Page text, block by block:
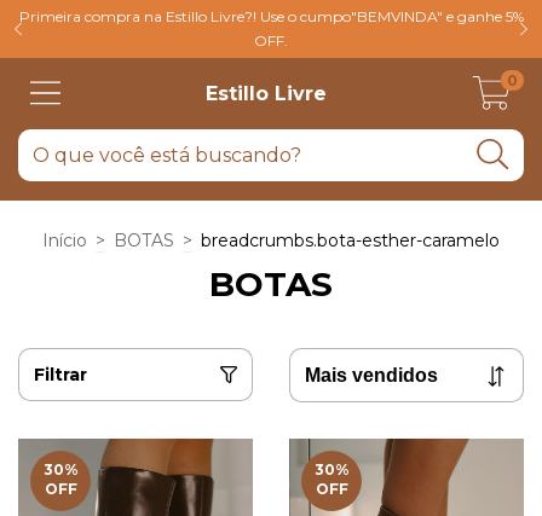
Primeira compra na Estillo Livre?! Use o cumpo"BEMVINDA" e ganhe 5%
OFF.
Estillo Livre
0
Início > BOTAS > breadcrumbs.bota-esther-caramelo
BOTAS
Filtrar
30%
OFF
30%
OFF